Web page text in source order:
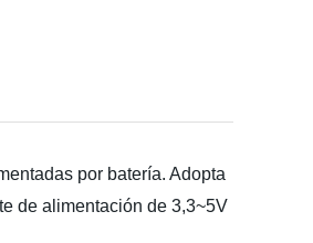
por batería. Adopta
de alimentación de 3,3~5V